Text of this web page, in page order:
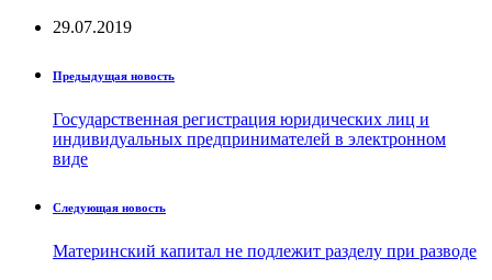
29.07.2019
Предыдущая новость
Государственная регистрация юридических лиц и
индивидуальных предпринимателей в электронном
виде
Следующая новость
Материнский капитал не подлежит разделу при разводе